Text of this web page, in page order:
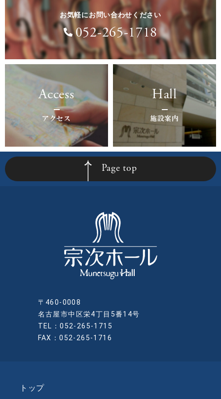
お気軽にお問い合わせください
052-265-1718
Access
アクセス
Hall
施設案内
Page top
〒460-0008
名古屋市中区栄4丁目5番14号
TEL：052-265-1715
FAX：052-265-1716
トップ